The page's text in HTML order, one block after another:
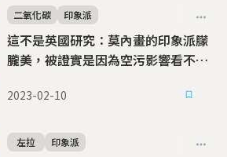
這不是英國研究：莫內畫的印象派朦
朧美，被證實是因為空污影響看不
二氧化碳 印象派
2023-02-10
左拉 印象派